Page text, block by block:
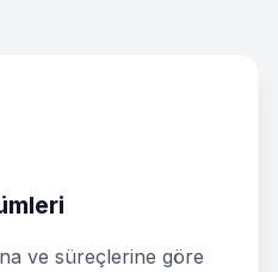
ve süreçlerine göre